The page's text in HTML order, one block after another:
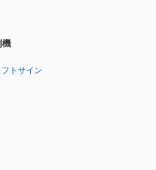
機
トサイン